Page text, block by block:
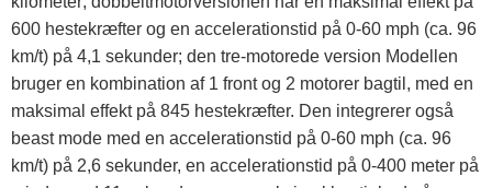
600 hestekræfter og en accelerationstid på 0-60 mph (ca. 96
km/t) på 4,1 sekunder; den tre-motorede version Modellen
bruger en kombination af 1 front og 2 motorer bagtil, med en
maksimal effekt på 845 hestekræfter. Den integrerer også
beast mode med en accelerationstid på 0-60 mph (ca. 96
km/t) på 2,6 sekunder, en accelerationstid på 0-400 meter på